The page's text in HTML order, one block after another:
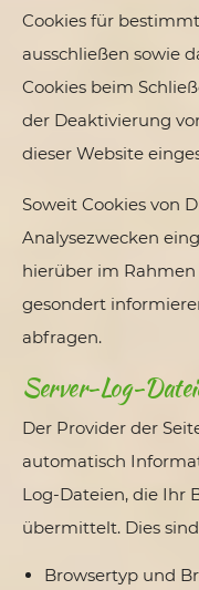
Cookies für
ausschließen sowie
Cookies beim
der Deaktivierung
dieser Website
Soweit Cookies von
Analysezwecken
hierüber im
gesondert
abfragen.
Server-Log-
Der Provider der
automatisch
Log-Dateien, die Ihr
übermittelt. Dies
Browsertyp und